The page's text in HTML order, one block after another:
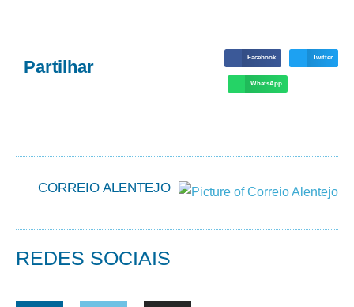
Partilhar Facebook Twitter
WhatsApp
CORREIO ALENTEJO
REDES SOCIAIS